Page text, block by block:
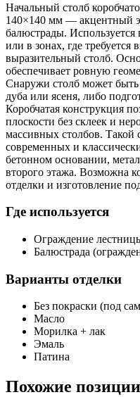
Начальный столб
140×140 мм — акцентный
балюстрады. Используется
или в зонах, где требуется
выразительный столб.
обеспечивает ровную
Снаружи столб может
дуба или ясеня, либо
Коробчатая конструкция
плоскости без склеек и
массивных столбов. Такой
современных и
бетонном основании,
второго этажа. Возможна
отделки и изготовление
Где используется
Ограждение
Балюстрада
Варианты отделки
Без покраски (под
Масло
Морилка + лак
Эмаль
Патина
Похожие позиции